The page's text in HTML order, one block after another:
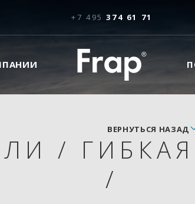
+7 495 374 61 71
ВЕРНУТЬСЯ НАЗАД
/
/